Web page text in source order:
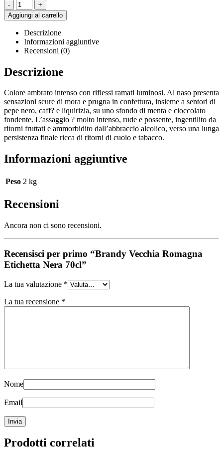
-
+
Aggiungi al carrello
Descrizione
Informazioni aggiuntive
Recensioni (0)
Descrizione
Colore ambrato intenso con riflessi ramati luminosi. Al naso presenta
sensazioni scure di mora e prugna in confettura, insieme a sentori di
pepe nero, caff? e liquirizia, su uno sfondo di menta e cioccolato
fondente. L’assaggio ? molto intenso, rude e possente, ingentilito da
ritorni fruttati e ammorbidito dall’abbraccio alcolico, verso una lunga
persistenza finale ricca di ritorni di cuoio e tabacco.
Informazioni aggiuntive
Peso 2 kg
Recensioni
Ancora non ci sono recensioni.
Recensisci per primo “Brandy Vecchia Romagna
Etichetta Nera 70cl”
La tua valutazione *
La tua recensione *
Nome
Email
Prodotti correlati